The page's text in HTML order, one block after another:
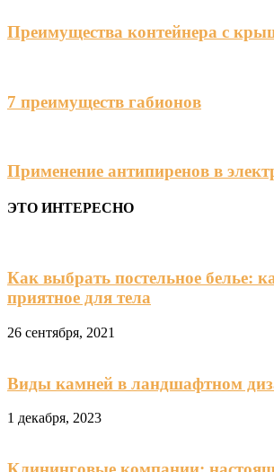
Преимущества контейнера с
7 преимуществ габионов
Применение антипиренов в
ЭТО ИНТЕРЕСНО
Как выбрать постельное белье:
приятное для тела
26 сентября, 2021
Виды камней в ландшафтном
1 декабря, 2023